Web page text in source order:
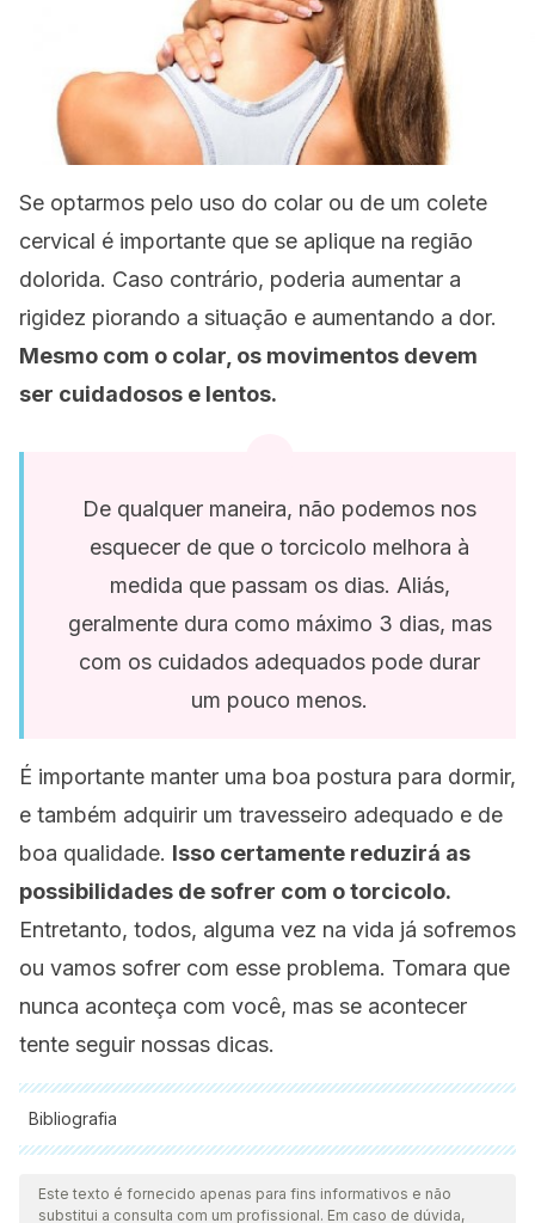
Se optarmos pelo uso do colar ou de um colete
cervical é importante que se aplique na região
dolorida. Caso contrário, poderia aumentar a
rigidez piorando a situação e aumentando a dor.
Mesmo com o colar, os movimentos devem
ser cuidadosos e lentos.
De qualquer maneira, não podemos nos
esquecer de que o torcicolo melhora à
medida que passam os dias. Aliás,
geralmente dura como máximo 3 dias, mas
com os cuidados adequados pode durar
um pouco menos.
É importante manter uma boa postura para dormir,
e também adquirir um travesseiro adequado e de
boa qualidade. Isso certamente reduzirá as
possibilidades de sofrer com o torcicolo.
Entretanto, todos, alguma vez na vida já sofremos
ou vamos sofrer com esse problema. Tomara que
nunca aconteça com você, mas se acontecer
tente seguir nossas dicas.
Bibliografia
Todas as fontes citadas foram minuciosamente revisadas por
nossa equipe para garantir sua qualidade, confiabilidade,
Este texto é fornecido apenas para fins informativos e não
substitui a consulta com um profissional. Em caso de dúvida,